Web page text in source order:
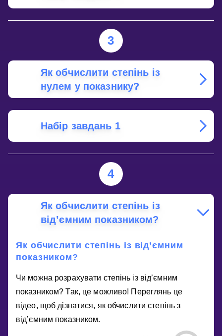
3
Як обчислити степінь із
нулем у показнику?
Набір завдань 1
4
Як обчислити степінь із
від’ємним показником?
Як обчислити степінь із від’ємним
показником?
Чи можна розрахувати степінь із від’ємним
показником? Так, це можливо! Переглянь це
відео, щоб дізнатися, як обчислити степінь з
від’ємним показником.